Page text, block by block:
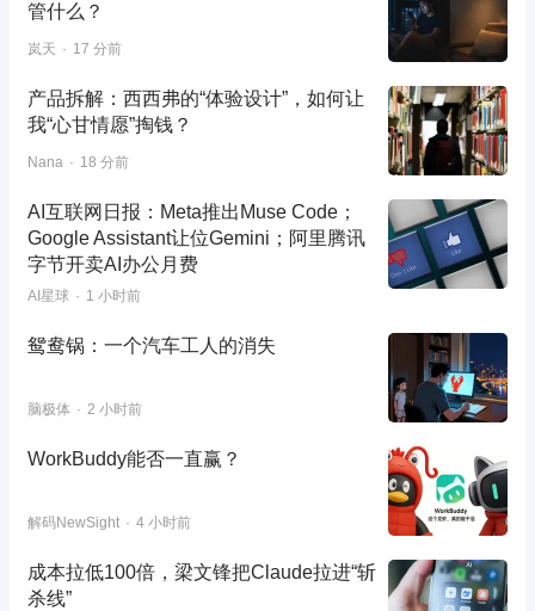
管什么？
岚天 17 分前
产品拆解：西西弗的“体验设计”，如何让
我“心甘情愿”掏钱？
Nana 18 分前
AI互联网日报：Meta推出Muse Code；
Google Assistant让位Gemini；阿里腾讯
字节开卖AI办公月费
AI星球 1 小时前
鸳鸯锅：一个汽车工人的消失
脑极体 2 小时前
WorkBuddy能否一直赢？
解码NewSight 4 小时前
成本拉低100倍，梁文锋把Claude拉进“斩
杀线”